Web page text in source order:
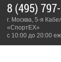
8 (495)
г. Москва, 5-я
«СпортЕХ»
с 10:00 до 20:00